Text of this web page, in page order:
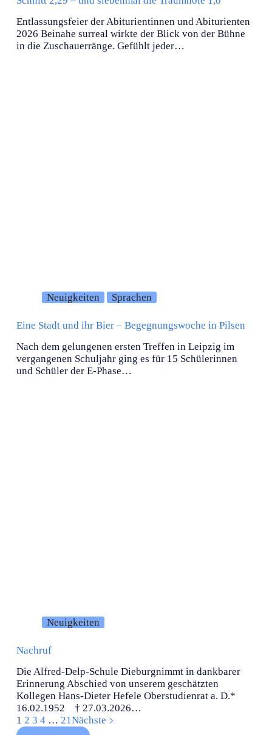
Entlassungsfeier der Abiturientinnen und Abiturienten
2026 Beinahe surreal wirkte der Blick von der Bühne
in die Zuschauerränge. Gefühlt jeder…
Neuigkeiten Sprachen
Eine Stadt und ihr Bier – Begegnungswoche in Pilsen
Nach dem gelungenen ersten Treffen in Leipzig im
vergangenen Schuljahr ging es für 15 Schülerinnen
und Schüler der E-Phase…
Neuigkeiten
Nachruf
Die Alfred-Delp-Schule Dieburgnimmt in dankbarer
Erinnerung Abschied von unserem geschätzten
Kollegen Hans-Dieter Hefele Oberstudienrat a. D.*
16.02.1952 † 27.03.2026…
1 2 3 4 … 21Nächste